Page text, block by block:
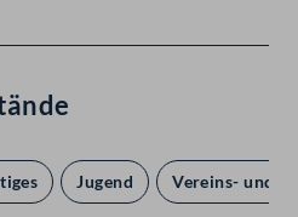
Jugend Vereins- und